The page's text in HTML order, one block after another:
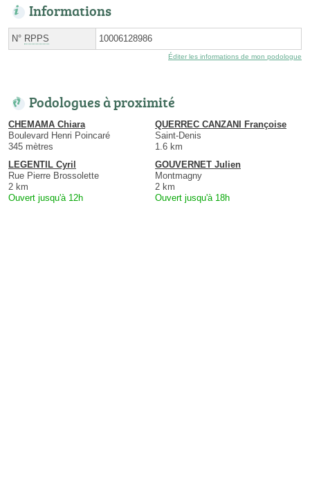
Informations
N° RPPS 10006128986
Éditer les informations de mon podologue
Podologues à proximité
CHEMAMA Chiara
Boulevard Henri Poincaré
345 mètres
QUERREC CANZANI Françoise
Saint-Denis
1.6 km
LEGENTIL Cyril
Rue Pierre Brossolette
2 km
Ouvert jusqu'à 12h
GOUVERNET Julien
Montmagny
2 km
Ouvert jusqu'à 18h